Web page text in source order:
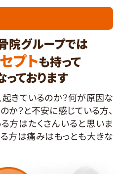
院グループでは
プトも持って
ております
きているのか？何が原因な
か？と不安に感じている方、
方はたくさんいると思いま
方は痛みはもっとも大きな